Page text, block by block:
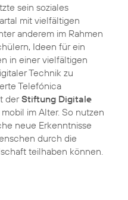
sein soziales
mit vielfältigen
anderem im Rahmen
Ideen für ein
in einer vielfältigen
Technik zu
Telefónica
derStiftung Digitale
im Alter. So nutzen
neue Erkenntnisse
durch die
teilhaben können.